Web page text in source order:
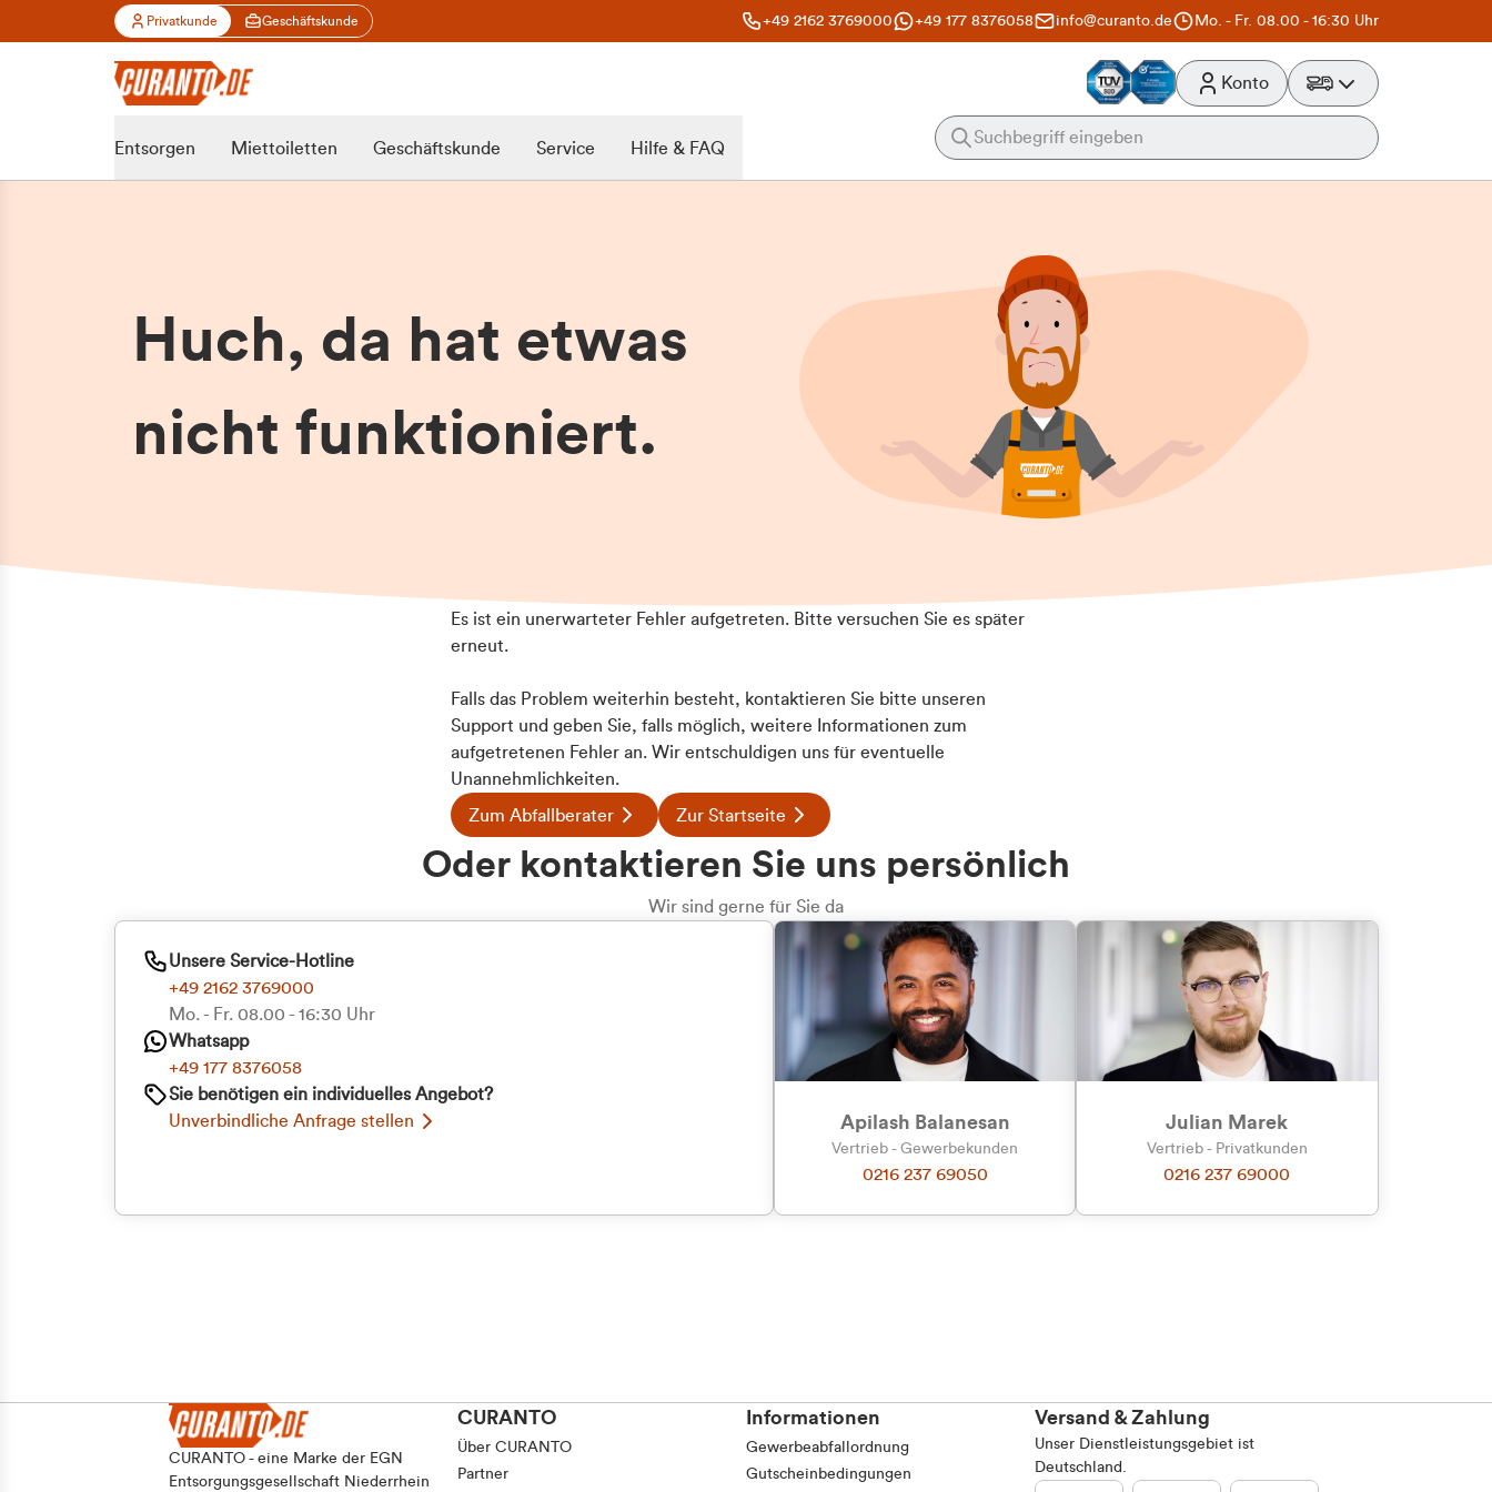
Privatkunde Geschäftskunde +49 2162 3769000 +49 177 8376058 info@curanto.de Mo. - Fr. 08.00 - 16:30 Uhr
Zu welcher
Kundengruppe
Konto
Entsorgen Miettoiletten Geschäftskunde Service Hilfe & FAQ
Huch, da hat etwas
nicht funktioniert.
Es ist ein unerwarteter Fehler aufgetreten. Bitte versuchen Sie es später
erneut.
Falls das Problem weiterhin besteht, kontaktieren Sie bitte unseren
Support und geben Sie, falls möglich, weitere Informationen zum
aufgetretenen Fehler an. Wir entschuldigen uns für eventuelle
Unannehmlichkeiten.
Zum Abfallberater Zur Startseite
Oder kontaktieren Sie uns persönlich
Wir sind gerne für Sie da
Unsere Service-Hotline
+49 2162 3769000
Mo. - Fr. 08.00 - 16:30 Uhr
Whatsapp
+49 177 8376058
Sie benötigen ein individuelles Angebot?
Unverbindliche Anfrage stellen
Apilash Balanesan
Vertrieb - Gewerbekunden
0216 237 69050
Julian Marek
Vertrieb - Privatkunden
0216 237 69000
CURANTO - eine Marke der EGN
Entsorgungsgesellschaft Niederrhein
CURANTO
Über CURANTO
Partner
Informationen
Gewerbeabfallordnung
Gutscheinbedingungen
Versand & Zahlung
Unser Dienstleistungsgebiet ist
Deutschland.